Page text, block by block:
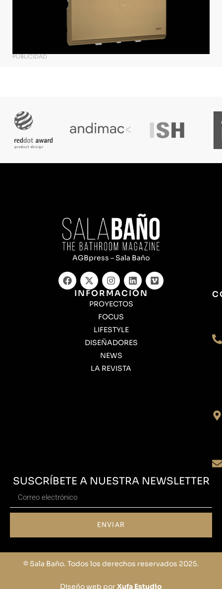
PUBLICIDAD
AGBpress – Sala Baño
INFORMACIÓN
PROYECTOS
FOCUS
LIFESTYLE
DISEÑADORES
NEWS
LA REVISTA
SUSCRÍBETE A NUESTRA NEWSLETTER
ENVIAR
© Sala Baño. Todos los derechos reservados 2025.
Diseño web porXufa Estudio